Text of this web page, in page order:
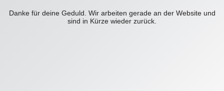
Danke für deine Geduld. Wir arbeiten gerade an der Website und
sind in Kürze wieder zurück.